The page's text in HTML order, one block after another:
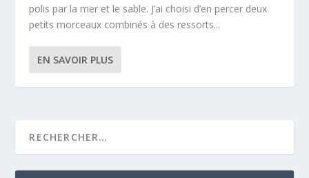
polis par la mer et le sable. J’ai choisi d’en percer deux
petits morceaux combinés à des ressorts...
EN SAVOIR PLUS